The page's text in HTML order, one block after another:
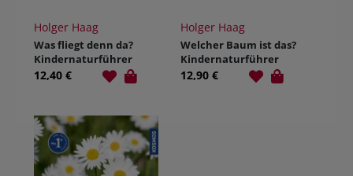
Holger Haag
Was fliegt denn da?
Kindernaturführer
12,40 €
Holger Haag
Welcher Baum ist das?
Kindernaturführer
12,90 €